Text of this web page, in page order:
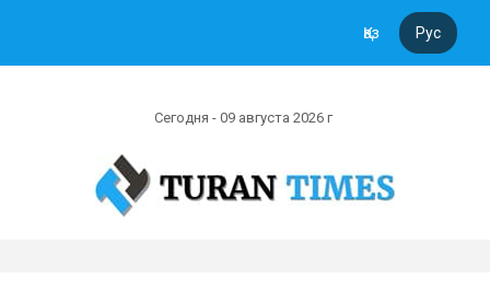
Қаз Рус
Сегодня - 09 августа 2026 г